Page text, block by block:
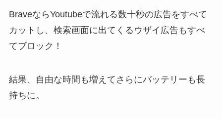
BraveならYoutubeで流れる数十秒の広告をすべて
カットし、検索画面に出てくるウザイ広告もすべ
てブロック！
結果、自由な時間も増えてさらにバッテリーも長
持ちに。